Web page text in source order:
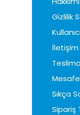
Gizlilik
İletişim
Sıkça
Sipariş